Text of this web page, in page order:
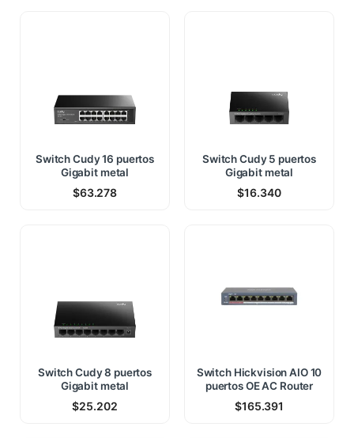
Switch Cudy 16 puertos
Gigabit metal
$63.278
Switch Cudy 5 puertos
Gigabit metal
$16.340
Switch Cudy 8 puertos
Gigabit metal
$25.202
Switch Hickvision AIO 10
puertos OE AC Router
$165.391